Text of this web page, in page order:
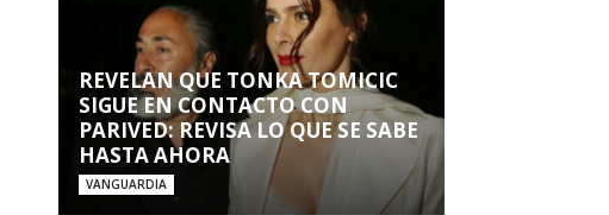
REVELAN QUE TONKA TOMICIC
SIGUE EN CONTACTO CON
PARIVED: REVISA LO QUE SE SABE
HASTA AHORA
VANGUARDIA